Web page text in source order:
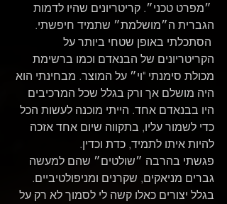
״מפרט טכני״. קריטריונים שהיו לדמות
הגברית ה״מושלמת״ שתמיד חיפשתי.
הסתכלתי באופן שטחי ביותר על
הקריטריונים של הבנאדם וכמו ברשימת
מכולת סימנתי "וי״ על המוצר. מבחינתי הוא
היה מושלם אך ורק בגלל שכל המרכיבים
היו בבנאדם אחד. הייתי מוכנה לעשות הכל
כדי לשמור עליו, בתקווה שיום אחד אזכה
להיות איתו לתמיד, כדת וכדין.
פגשתי בהרבה ״שולטים״ שהם למעשה
גברים מניאקים, שקרנים ומניפולטיביים.
בגלל יצורים כאלו קשה לי לסמוך לא רק על